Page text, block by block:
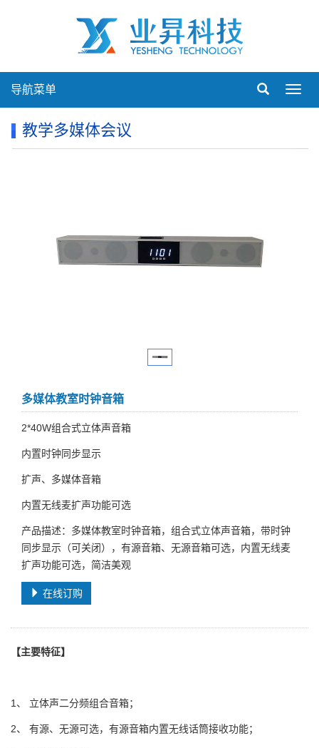
导航菜单
教学多媒体会议
多媒体教室时钟音箱
2*40W组合式立体声音箱
内置时钟同步显示
扩声、多媒体音箱
内置无线麦扩声功能可选
产品描述：多媒体教室时钟音箱，组合式立体声音箱，带时钟
同步显示（可关闭），有源音箱、无源音箱可选，内置无线麦
扩声功能可选，简洁美观
在线订购
【主要特征】
1、 立体声二分频组合音箱；
2、 有源、无源可选，有源音箱内置无线话筒接收功能；